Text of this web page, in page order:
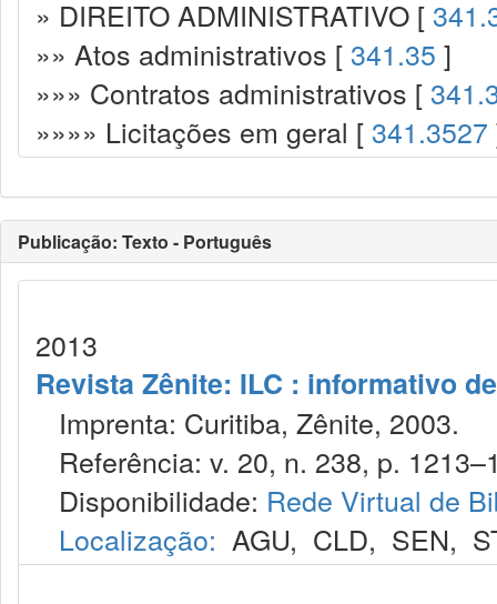
» DIREITO ADMINISTRATIVO [
»» Atos administrativos [ 341.35 ]
»»» Contratos administrativos [
»»»» Licitações em geral [ 341.3527
Publicação: Texto - Português
2013
Revista Zênite: ILC : informativo
Imprenta: Curitiba, Zênite, 2003.
Referência: v. 20, n. 238, p.
Disponibilidade: Rede Virtual de
Localização: AGU, CLD, SEN,